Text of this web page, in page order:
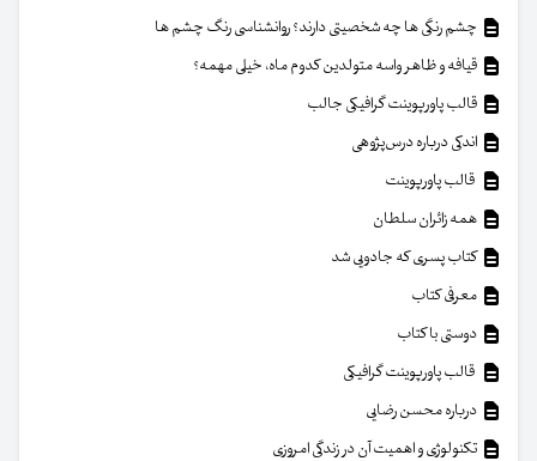
چشم رنگی ها چه شخصیتی دارند؟ روانشناسی رنگ چشم ها
قیافه و ظاهر واسه متولدین کدوم ماه، خیلی مهمه؟
قالب پاورپوینت گرافیکی جالب
اندکی درباره درس‌پژوهی
قالب پاورپوینت
همه زائران سلطان
کتاب پسری که جادویی شد
معرفی کتاب
دوستی با کتاب
قالب پاورپوینت گرافیکی
درباره محسن رضایی
تکنولوژی و اهمیت آن در زندگی امروزی